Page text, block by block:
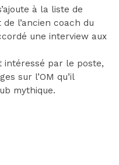
à la liste de
l’ancien coach du
une interview aux
intéressé par le poste,
sur l’OM qu’il
mythique.